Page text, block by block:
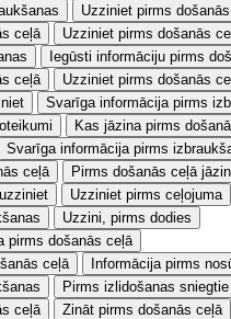
Uzziniet pirms
ceļā
Uzziniet pirms došanās
Iegūsti informāciju pirms
ceļā
Uzziniet pirms došanās
Svarīga informācija pirms
Kas jāzina pirms
Svarīga informācija pirms
ceļā
Pirms došanās ceļā
Uzziniet pirms ceļojuma
Uzzini, pirms dodies
pirms došanās ceļā
ceļā
Informācija pirms
Pirms izlidošanas
ceļā
Zināt pirms došanās ceļā